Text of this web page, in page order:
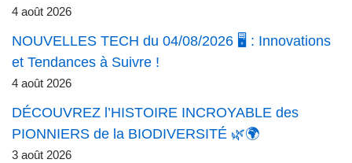
4 août 2026
NOUVELLES TECH du 04/08/2026 🖥️ : Innovations
et Tendances à Suivre !
4 août 2026
DÉCOUVREZ l’HISTOIRE INCROYABLE des
PIONNIERS de la BIODIVERSITÉ 🌿🌍
3 août 2026